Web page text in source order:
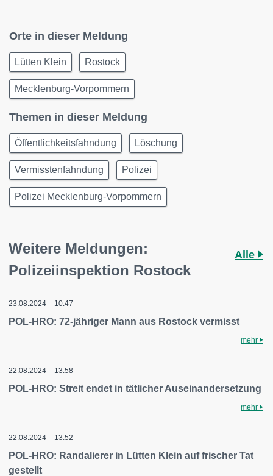
Orte in dieser Meldung
Lütten Klein Rostock
Mecklenburg-Vorpommern
Themen in dieser Meldung
Öffentlichkeitsfahndung Löschung
Vermisstenfahndung Polizei
Polizei Mecklenburg-Vorpommern
Weitere Meldungen:
Polizeiinspektion Rostock
Alle
23.08.2024 – 10:47
POL-HRO: 72-jähriger Mann aus Rostock vermisst
mehr
22.08.2024 – 13:58
POL-HRO: Streit endet in tätlicher Auseinandersetzung
mehr
22.08.2024 – 13:52
POL-HRO: Randalierer in Lütten Klein auf frischer Tat
gestellt